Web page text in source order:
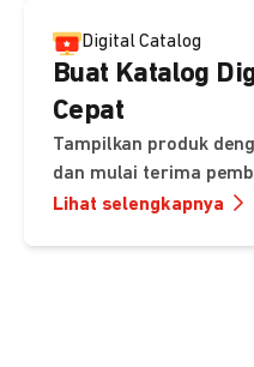
Digital Catalog
Buat Katalog
Cepat
Tampilkan produk
dan mulai terima
Lihat selengkapnya